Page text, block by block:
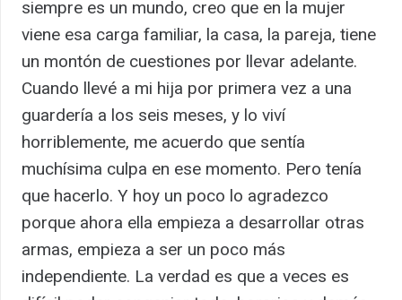
siempre es un mundo, creo que en la mujer
viene esa carga familiar, la casa, la pareja, tiene
un montón de cuestiones por llevar adelante.
Cuando llevé a mi hija por primera vez a una
guardería a los seis meses, y lo viví
horriblemente, me acuerdo que sentía
muchísima culpa en ese momento. Pero tenía
que hacerlo. Y hoy un poco lo agradezco
porque ahora ella empieza a desarrollar otras
armas, empieza a ser un poco más
independiente. La verdad es que a veces es